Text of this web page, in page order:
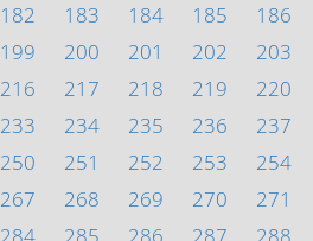
182 183 184 185 186
199 200 201 202 203
216 217 218 219 220
233 234 235 236 237
250 251 252 253 254
267 268 269 270 271